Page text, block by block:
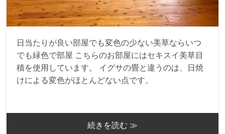
日当たりが良い部屋でも変色の少ない美草ならいつ
でも緑色で部屋 こちらのお部屋にはセキスイ美草目
積を使用しています。 イグサの畳と違うのは、日焼
けによる変色がほとんどない点です。
続きを読む ≫